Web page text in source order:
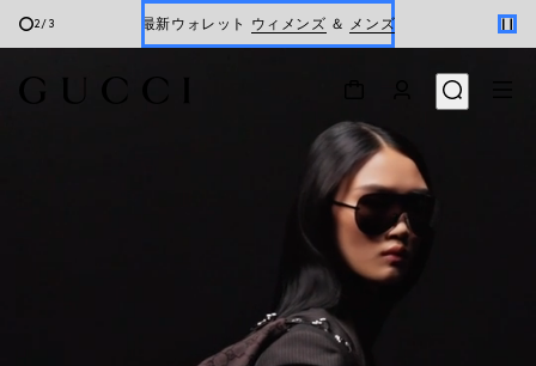
2/3 最新ウォレット ウィメンズ ＆ メンズ
オンライン限定 〔GGマーモント〕